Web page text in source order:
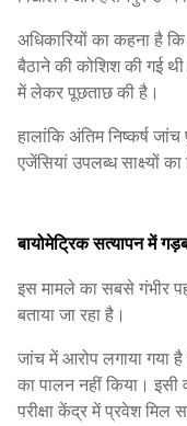
अधिकारियों का कहना है
बैठाने की कोशिश की गई
में लेकर पूछताछ की है।
हालांकि अंतिम निष्कर्ष
एजेंसियां उपलब्ध साक्ष्यों
बायोमेट्रिक सत्यापन में
इस मामले का सबसे गंभीर
बताया जा रहा है।
जांच में आरोप लगाया गया है
का पालन नहीं किया। इसी
परीक्षा केंद्र में प्रवेश मिल